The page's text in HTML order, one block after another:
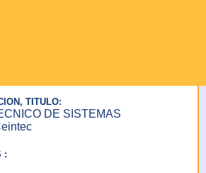
TITULO:
DE SISTEMAS
:
y obtener
de sus datos
carácter personal
la rectificación o